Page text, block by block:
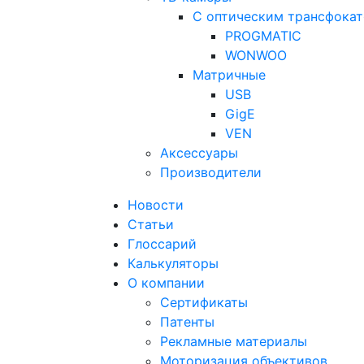
С оптическим
PROGMATIC
WONWOO
Матричные
USB
GigE
VEN
Аксессуары
Производители
Новости
Статьи
Глоссарий
Калькуляторы
О компании
Сертификаты
Патенты
Рекламные материалы
Моторизация объективов